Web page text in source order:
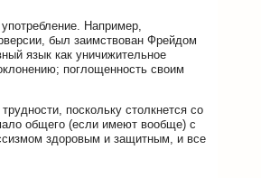
Например,
был заимствован Фрейдом
язык как уничижительное
поглощенность своим
поскольку столкнется со
общего (если имеют вообще) с
здоровым и защитным, и все